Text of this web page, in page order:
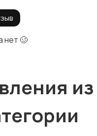
нет 🥴
из